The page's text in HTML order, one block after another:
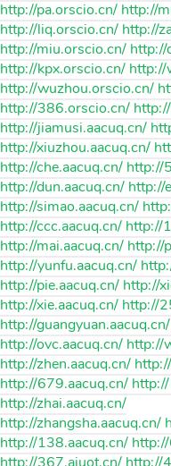
http://pa.orscio.cn/ http://
http://liq.orscio.cn/ http://
http://miu.orscio.cn/
http://kpx.orscio.cn/
http://wuzhou.orscio.cn/
http://386.orscio.cn/
http://jiamusi.aacuq.cn/
http://xiuzhou.aacuq.cn/
http://che.aacuq.cn/
http://dun.aacuq.cn/
http://simao.aacuq.cn/
http://ccc.aacuq.cn/ http://
http://mai.aacuq.cn/
http://yunfu.aacuq.cn/
http://pie.aacuq.cn/ http://
http://xie.aacuq.cn/ http://
http://
http://ovc.aacuq.cn/
http://zhen.aacuq.cn/
http://679.aacuq.cn/
http://zhai.aacuq.cn/
http://zhangsha.aacuq.cn/
http://138.aacuq.cn/